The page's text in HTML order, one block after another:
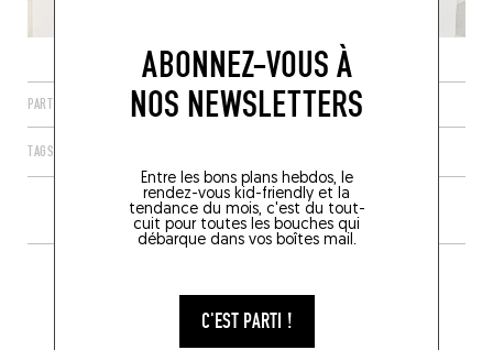
ABONNEZ-VOUS À
NOS NEWSLETTERS
Entre les bons plans hebdos, le
rendez-vous kid-friendly et la
tendance du mois, c'est du tout-
cuit pour toutes les bouches qui
débarque dans vos boîtes mail.
C'EST PARTI !
PARTAGER
TAGS
PROXIMITÉ